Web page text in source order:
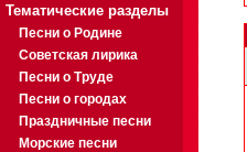
Тематические разделы
Песни о Родине
Советская лирика
Песни о Труде
Песни о городах
Праздничные песни
Морские песни